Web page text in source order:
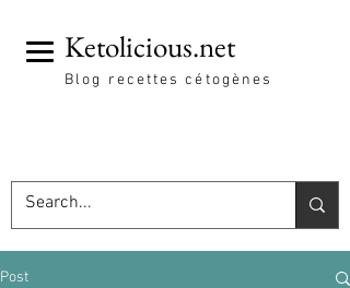
Ketolicious.net
Blog recettes cétogènes
Post